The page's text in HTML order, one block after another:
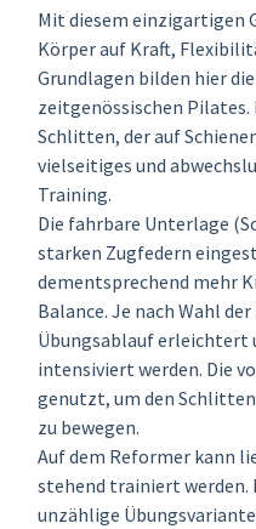
Mit diesem einzigartigen
Körper auf Kraft,
Grundlagen bilden hier
zeitgenössischen Pilates.
Schlitten, der auf
vielseitiges und
Training.
Die fahrbare Unterlage
starken Zugfedern
dementsprechend mehr
Balance. Je nach Wahl
Übungsablauf
intensiviert werden. Die
genutzt, um den
zu bewegen.
Auf dem Reformer kann
stehend trainiert werden.
unzählige